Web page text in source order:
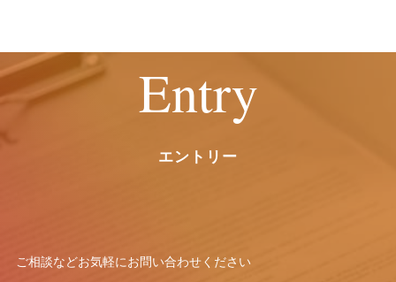
請求ができます。
お申し出は、以下の窓口にて受付けま
また、個々の選考・評価結果に関する情
報の開示には応じかねますので予めご了
お問合わせ窓口：林 智代
Entry
エントリー
ご相談などお気軽にお問い合わせください